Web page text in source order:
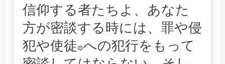
信仰する者たちよ、あなた
方が密談する時には、罪や侵
犯や使徒*への犯行をもって